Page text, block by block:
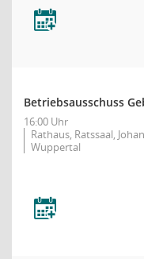
Betriebsausschuss
16:00 Uhr
Rathaus, Ratssaal,
Wuppertal